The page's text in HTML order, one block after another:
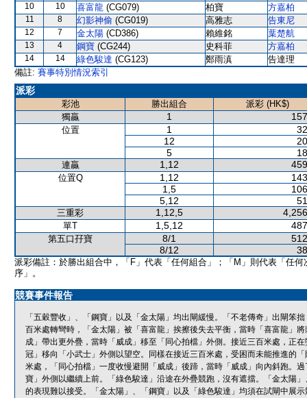
10 10 喜富龍 (CG079) 柏寶 方嘉柏
11 8 幻影神偷 (CG019) 高雅志 告東尼
12 7 金太陽 (CD386) 賴維銘 葉楚航
13 4 鋼寶 (CG244) 史科菲 方嘉柏
14 14 綠色駿達 (CG123) 鄭雨滇
告達理
備註: 賽事特別情況索引
派彩
彩池 勝出組合
派彩 (HK$)
獨贏
1
位置 1
12
5
連贏 1,12
位置Q 1,12
1,5
5,12
三重彩 1,12,5
單T 1,5,12
第五口孖寶 8/1
8/12
派彩備註：於勝出組合中，「F」代表「任何組合」；「M」則代表「任何
序」。
競賽事件報告
「五穀豐收」、「鋼寶」以及「金太陽」均出閘緩慢。「不老傳奇」出閘笨
百米處轉彎時，「金太陽」被「喜富龍」挨擦後失去平衡，當時「喜富龍」
成」帶出更外疊，當時「威成」移至「同心拍檔」外側。接近三百米處，正
冠」移向「小武士」外側以望空。同樣在接近三百米處，受困而未能推進的
米處，「同心拍檔」一度收慢避開「威成」後蹄，當時「威成」向內斜跑。
寶」外側以繼續上前。「綠色駿達」沿途在外疊競跑，沒有遮擋。「金太陽
的表現難以接受。「金太陽」、「鋼寶」以及「綠色駿達」均須在試閘中展